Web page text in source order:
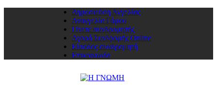
Δημοσιεύση Αγγελίας
Αναγγελία Γάμου
Γίνετε συνδρομητής
Αγορά Συνδρομής Online
Είσοδος συνδρομητή
Επικοινωνία